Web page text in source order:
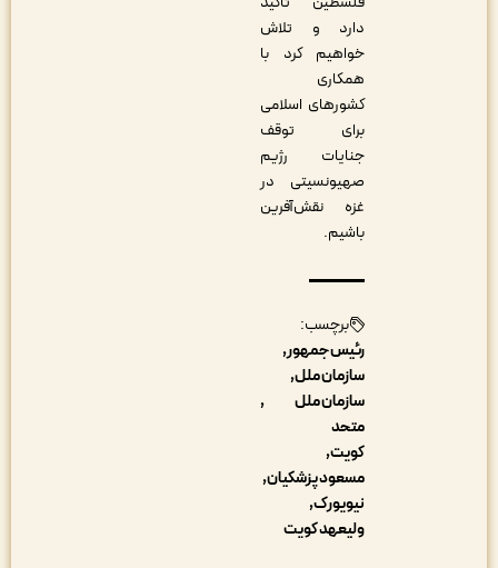
دارد و تلاش
خواهیم کرد با
کشورهای اسلامی
برای توقف
جنایات رژیم
صهیونسیتی در
غزه نقش‌آفرین
برچسب:
رئیس جمهور
سازمان ملل
سازمان ملل
مسعود پزشکیان
نیویورک
ولیعهد کویت